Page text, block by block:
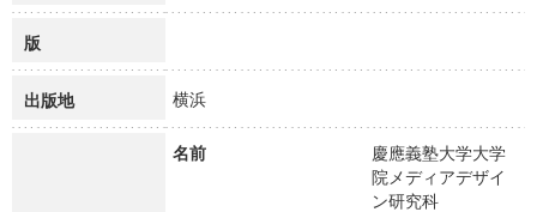
版
出版地 横浜
名前
慶應義塾大学大学
院メディアデザイ
ン研究科